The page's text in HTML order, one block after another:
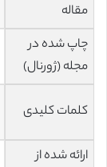
مقاله
چاپ شده در
مجله (ژورنال)
کلمات کلیدی
ارائه شده از